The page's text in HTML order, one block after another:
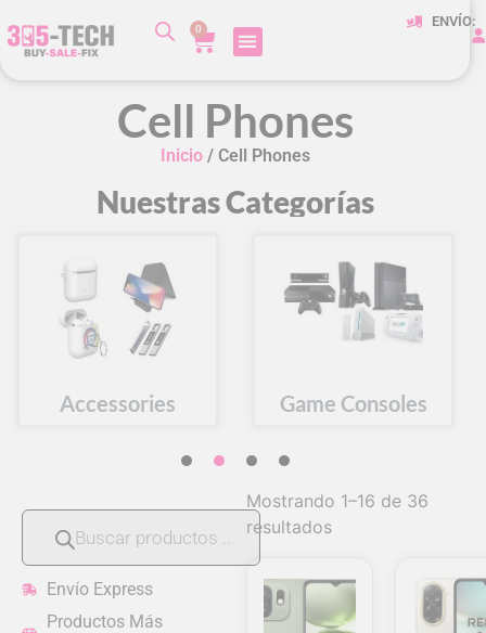
0 ENVÍO:
Cell Phones
Inicio/ Cell Phones
Nuestras Categorías
Accessories Game Consoles
Envío Express
Productos Más
Mostrando 1–16 de 36
resultados